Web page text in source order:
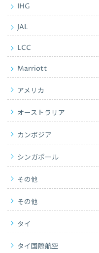
IHG
JAL
LCC
Marriott
アメリカ
オーストラリア
カンボジア
シンガポール
その他
その他
タイ
タイ国際航空